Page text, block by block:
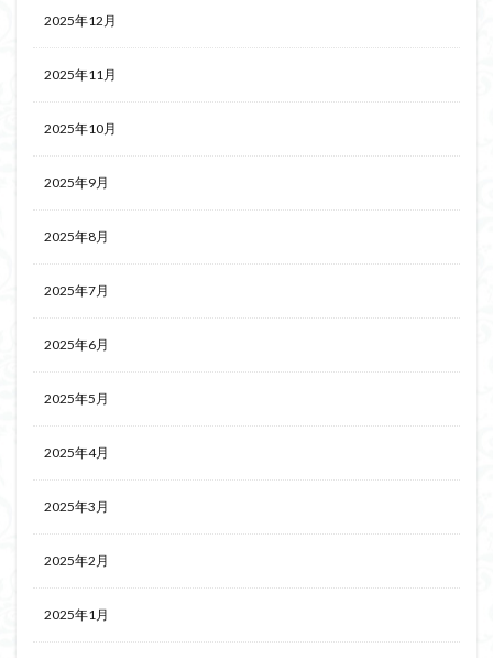
2025年12月
2025年11月
2025年10月
2025年9月
2025年8月
2025年7月
2025年6月
2025年5月
2025年4月
2025年3月
2025年2月
2025年1月